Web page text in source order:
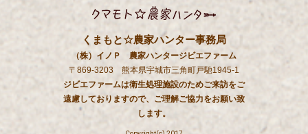
くまもと☆農家ハンター事務局
（株）イノＰ 農家ハンタージビエファーム
〒869-3203 熊本県宇城市三角町戸馳1945-1
ジビエファームは衛生処理施設のためご来訪をご
遠慮しておりますので、ご理解ご協力をお願い致
します。